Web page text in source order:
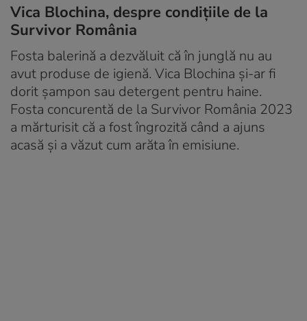
Vica Blochina, despre condițiile de la
Survivor România
Fosta balerină a dezvăluit că în junglă nu au
avut produse de igienă. Vica Blochina și-ar fi
dorit șampon sau detergent pentru haine.
Fosta concurentă de la Survivor România 2023
a mărturisit că a fost îngrozită când a ajuns
acasă și a văzut cum arăta în emisiune.